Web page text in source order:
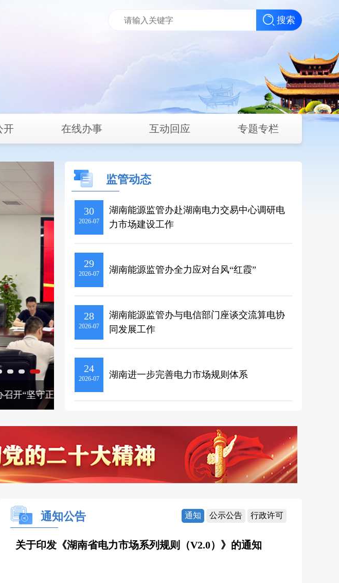
搜索
开 在线办事 互动回应 专题专栏
湖南能源监管办召开2026年“七一”表彰暨 年中监管工作会议
监管动态
30
2026-07
湖南能源监管办赴湖南电力交易中心调研电
力市场建设工作
29
2026-07 湖南能源监管办全力应对台风“红霞”
28
2026-07
湖南能源监管办与电信部门座谈交流算电协
同发展工作 ​
24
2026-07 湖南进一步完善电力市场规则体系
通知公告 通知 公示公告 行政许可
关于印发《湖南省电力市场系列规则（V2.0）》的通知